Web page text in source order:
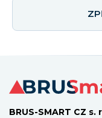
BRUS-SMART CZ s.